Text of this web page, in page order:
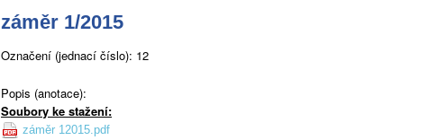
záměr 1/2015
Označení (jednací číslo): 12
Popis (anotace):
Soubory ke stažení:
záměr 12015.pdf